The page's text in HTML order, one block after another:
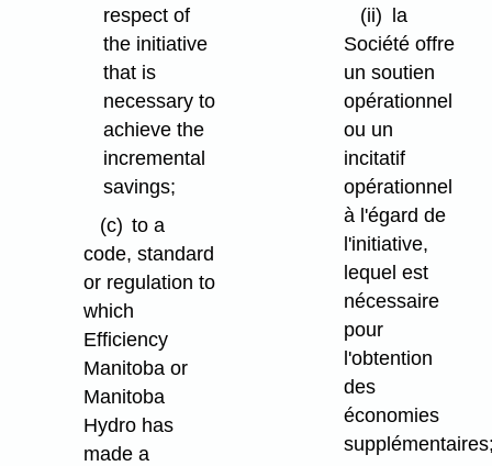
respect of
the initiative
that is
necessary to
achieve the
incremental
savings;
(c) to a
code, standard
or regulation to
which
Efficiency
Manitoba or
Manitoba
Hydro has
made a
(ii)
la
Société offre
un soutien
opérationnel
ou un
incitatif
opérationnel
à l'égard de
l'initiative,
lequel est
nécessaire
pour
l'obtention
des
économies